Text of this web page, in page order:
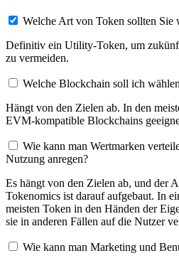
Welche Art von Token sollten Sie
Definitiv ein Utility-Token, um
zu vermeiden.
Welche Blockchain soll ich
Hängt von den Zielen ab. In den
EVM-kompatible Blockchains
Wie kann man Wertmarken
Nutzung anregen?
Es hängt von den Zielen ab, und der
Tokenomics ist darauf aufgebaut. In
meisten Token in den Händen der
sie in anderen Fällen auf die Nutzer
Wie kann man Marketing und